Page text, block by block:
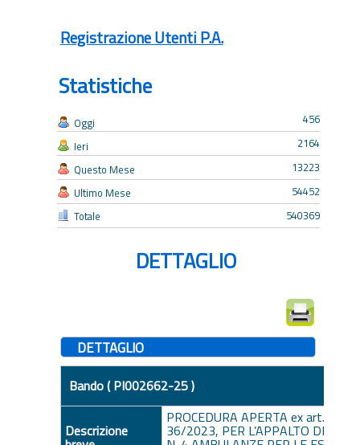
Registrazione Utenti P.A.
Statistiche
Oggi
Ieri
Questo Mese
Ultimo Mese
Totale
456
2164
13223
54452
540369
DETTAGLIO
DETTAGLIO
Bando ( PI002662-25 )
Descrizione
PROCEDURA APERTA ex art. 71
36/2023, PER L’APPALTO DELLA